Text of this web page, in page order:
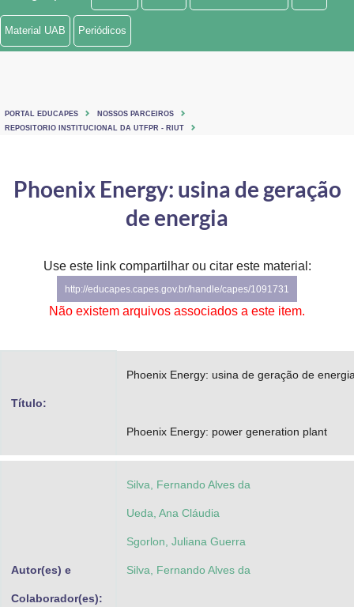
Ministério de Minas e Energia
Ministério do Turismo
Controladoria-Geral da União
Ministério da Mulher, da Família e dos Direitos Humanos
Secretaria-Geral
Banco Central do Brasil
Material UAB Periódicos
PORTAL EDUCAPES
NOSSOS PARCEIROS
REPOSITORIO INSTITUCIONAL DA UTFPR - RIUT
Phoenix Energy: usina de geração
de energia
Use este link compartilhar ou citar este material:
http://educapes.capes.gov.br/handle/capes/1091731
Não existem arquivos associados a este item.
Título:
Phoenix Energy: usina de geração de
Phoenix Energy: power generation plant
Autor(es) e
Colaborador(es):
Silva, Fernando Alves da
Ueda, Ana Cláudia
Sgorlon, Juliana Guerra
Silva, Fernando Alves da